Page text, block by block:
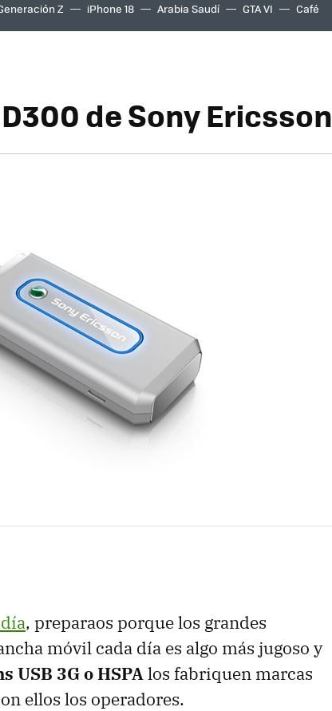
Z iPhone 18 Arabia Saudí GTA VI Café
de Sony Ericsson
, preparaos porque los grandes
móvil cada día es algo más jugoso y
USB 3G o HSPAlos fabriquen marcas
ellos los operadores.